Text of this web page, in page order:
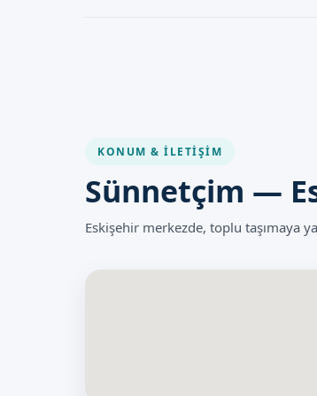
KONUM & İLETIŞIM
Sünnetçim —
Eskişehir merkezde, toplu taşımaya